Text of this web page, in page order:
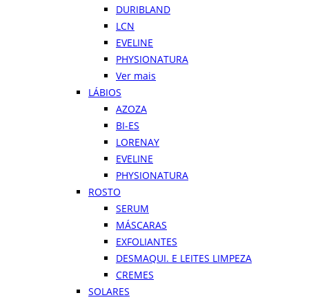
DURIBLAND
LCN
EVELINE
PHYSIONATURA
Ver mais
LÁBIOS
AZOZA
BI-ES
LORENAY
EVELINE
PHYSIONATURA
ROSTO
SERUM
MÁSCARAS
EXFOLIANTES
DESMAQUI. E LEITES LIMPEZA
CREMES
SOLARES